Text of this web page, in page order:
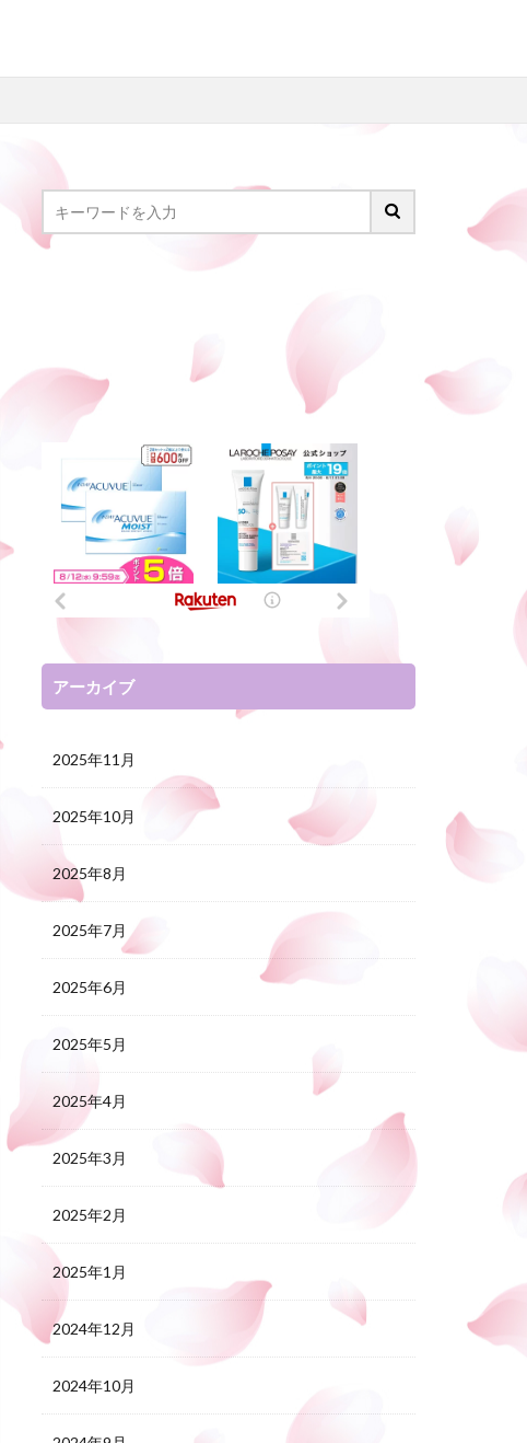
アーカイブ
2025年11月
2025年10月
2025年8月
2025年7月
2025年6月
2025年5月
2025年4月
2025年3月
2025年2月
2025年1月
2024年12月
2024年10月